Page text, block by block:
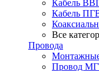
Кабель
Кабель
Все
Провода
Провод